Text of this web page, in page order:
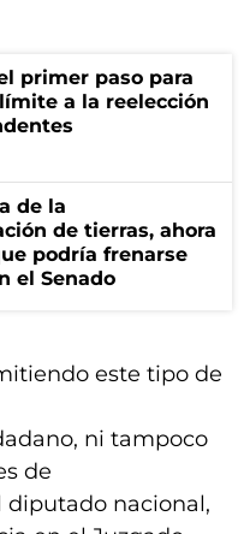
primer paso para
a la reelección
de la
de tierras, ahora
podría frenarse
el Senado
este tipo de
ni tampoco
de
diputado nacional,